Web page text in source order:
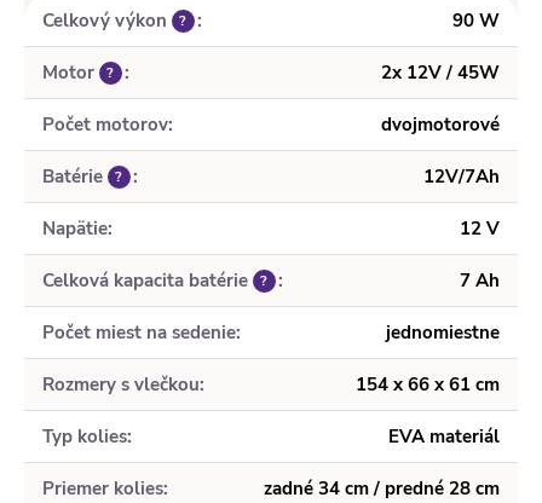
Celkový výkon ? : 90 W
Motor ? : 2x 12V / 45W
Počet motorov: dvojmotorové
Batérie ? : 12V/7Ah
Napätie: 12 V
Celková kapacita batérie ? : 7 Ah
Počet miest na sedenie: jednomiestne
Rozmery s vlečkou: 154 x 66 x 61 cm
Typ kolies: EVA materiál
Priemer kolies: zadné 34 cm / predné 28 cm